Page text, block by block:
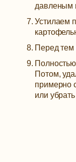
давленым
Устилаем
Перед тем
Потом,
примерно
или